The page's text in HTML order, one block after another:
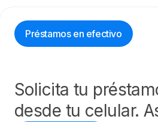
Préstamos en efectivo
Solicita tu
desde tu celular.